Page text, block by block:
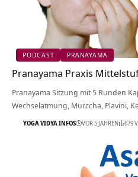
PODCAST PRANAYAMA
Pranayama Praxis
Pranayama Sitzung mit 5 Runden
Wechselatmung, Murccha, Plavini,
YOGA VIDYA INFOS VOR 5 JAHREN 679